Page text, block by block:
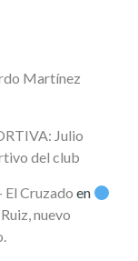
Martínez
Julio
del club
El Cruzado en
nuevo